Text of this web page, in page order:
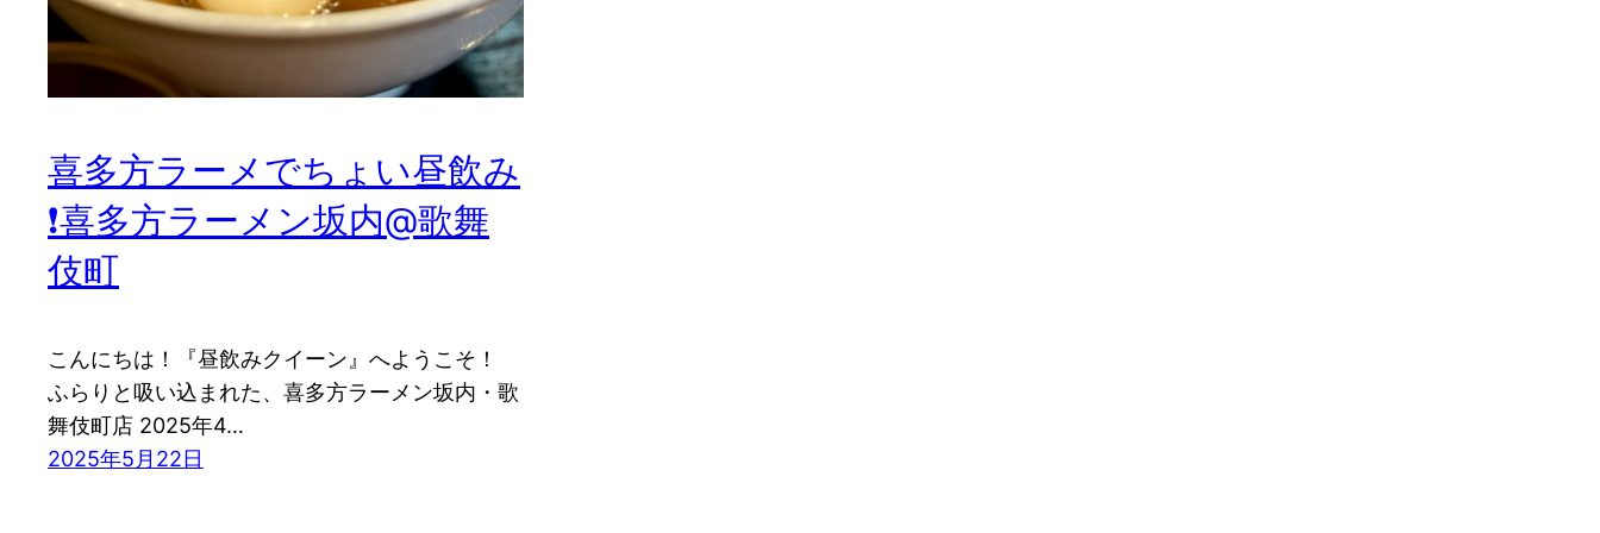
喜多方ラーメでちょい昼飲み
❗️喜多方ラーメン坂内@歌舞
伎町
こんにちは！『昼飲みクイーン』へようこそ！
ふらりと吸い込まれた、喜多方ラーメン坂内・歌
舞伎町店 2025年4…
2025年5月22日